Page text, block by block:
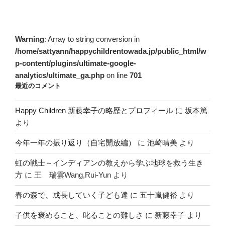
Warning: Array to string conversion in
/home/sattyann/happychildrentowada.jp/public_html/w
p-content/plugins/ultimate-google-
analytics/ultimate_ga.php on line 701
最近のコメント
Happy Children 新藤幸子の略歴とプロフィール に 坂本篤
より
今年一年の振り返り（自宅開放編） に 池崎晴美 より
虹の戦士～インディアンの教えから学ぶ地球を救う生き
方 に 王 瑞雲Wang,Rui-Yun より
春の森で、成長していく子ども達 に 五十嵐健裕 より
子供を褒めること、叱ることの難しさ に 新藤幸子 より